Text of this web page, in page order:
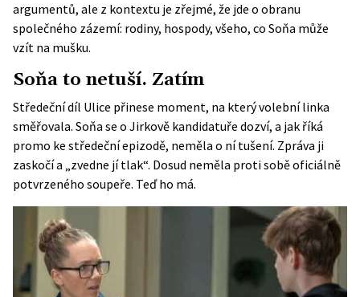
argumentů, ale z kontextu je zřejmé, že jde o obranu
společného zázemí: rodiny, hospody, všeho, co Soňa může
vzít na mušku.
Soňa to netuší. Zatím
Středeční díl Ulice přinese moment, na který volební linka
směřovala. Soňa se o Jirkově kandidatuře dozví, a jak říká
promo ke středeční epizodě, neměla o ní tušení. Zpráva ji
zaskočí a „zvedne jí tlak“. Dosud neměla proti sobě oficiálně
potvrzeného soupeře. Teď ho má.